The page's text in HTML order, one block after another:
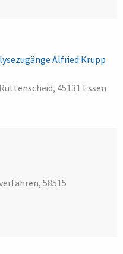
Alfried Krupp
45131 Essen
58515